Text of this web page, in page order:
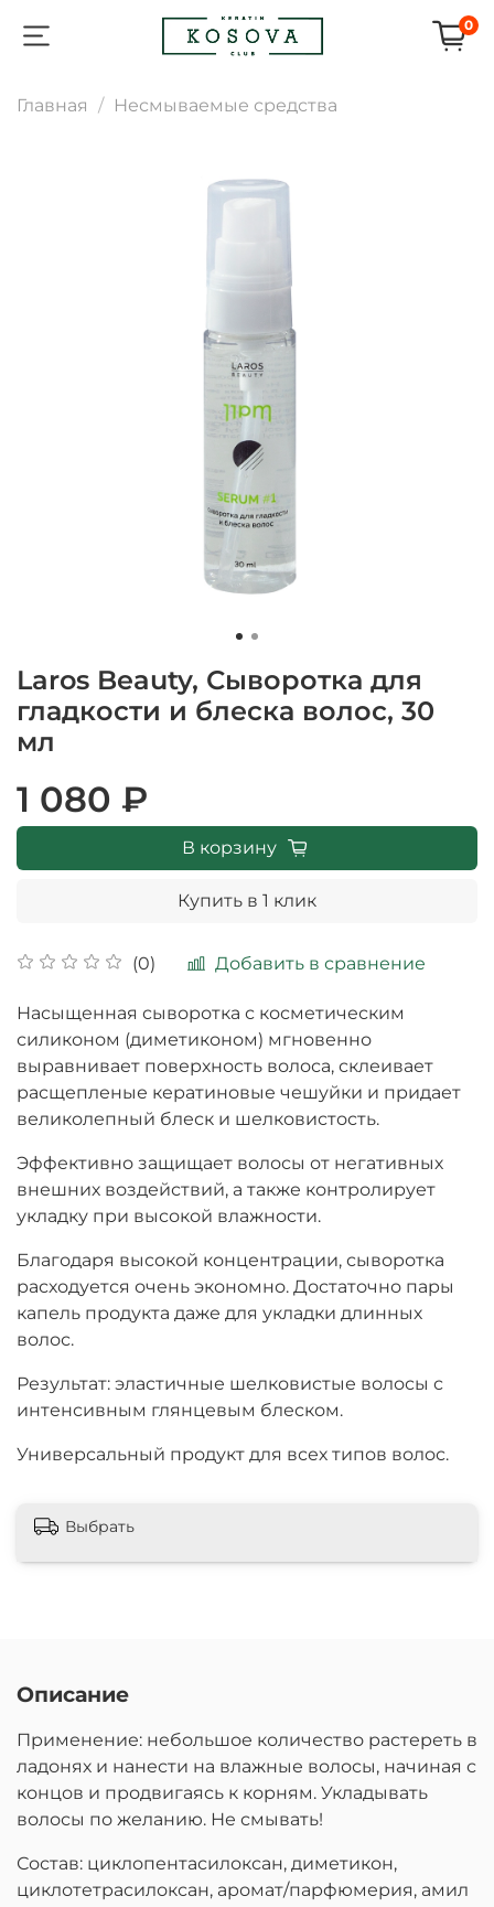
0
Главная Несмываемые средства
Laros Beauty, Сыворотка для
гладкости и блеска волос, 30
мл
(0) Добавить в сравнение
1 080 ₽
В корзину
Купить в 1 клик
Насыщенная сыворотка с косметическим
силиконом (диметиконом) мгновенно
выравнивает поверхность волоса, склеивает
расщепленые кератиновые чешуйки и придает
великолепный блеск и шелковистость.
Эффективно защищает волосы от негативных
внешних воздействий, а также контролирует
укладку при высокой влажности.
Благодаря высокой концентрации, сыворотка
расходуется очень экономно. Достаточно пары
капель продукта даже для укладки длинных
волос.
Результат: эластичные шелковистые волосы с
интенсивным глянцевым блеском.
Универсальный продукт для всех типов волос.
Выбрать
Описание
Применение: небольшое количество растереть в
ладонях и нанести на влажные волосы, начиная с
концов и продвигаясь к корням. Укладывать
волосы по желанию. Не смывать!
Состав: циклопентасилоксан, диметикон,
циклотетрасилоксан, аромат/парфюмерия, амил